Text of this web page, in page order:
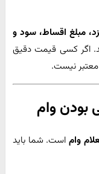
مبلغ اقساط، سود و
اگر کسی قیمت دقیق
نیست.
بودن وام
واماست. شما باید